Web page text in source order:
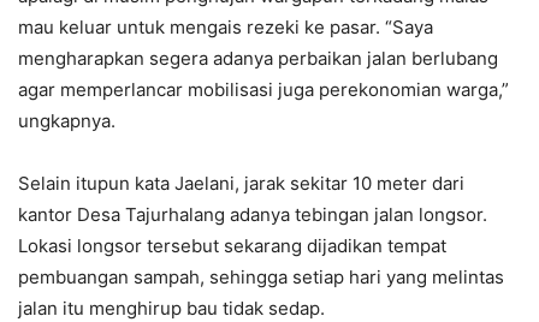
mau keluar untuk mengais rezeki ke pasar. “Saya
mengharapkan segera adanya perbaikan jalan berlubang
agar memperlancar mobilisasi juga perekonomian warga,”
ungkapnya.
Selain itupun kata Jaelani, jarak sekitar 10 meter dari
kantor Desa Tajurhalang adanya tebingan jalan longsor.
Lokasi longsor tersebut sekarang dijadikan tempat
pembuangan sampah, sehingga setiap hari yang melintas
jalan itu menghirup bau tidak sedap.